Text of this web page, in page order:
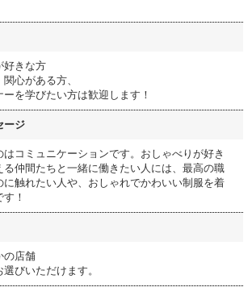
好きな方
心がある方、
を学びたい方は歓迎します！
ージ
コミュニケーションです。おしゃべりが好き
る仲間たちと一緒に働きたい人には、最高の職
に触れたい人や、おしゃれでかわいい制服を着
！
の店舗
びいただけます。